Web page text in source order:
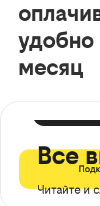
удобно
месяц
Все
Читайте и